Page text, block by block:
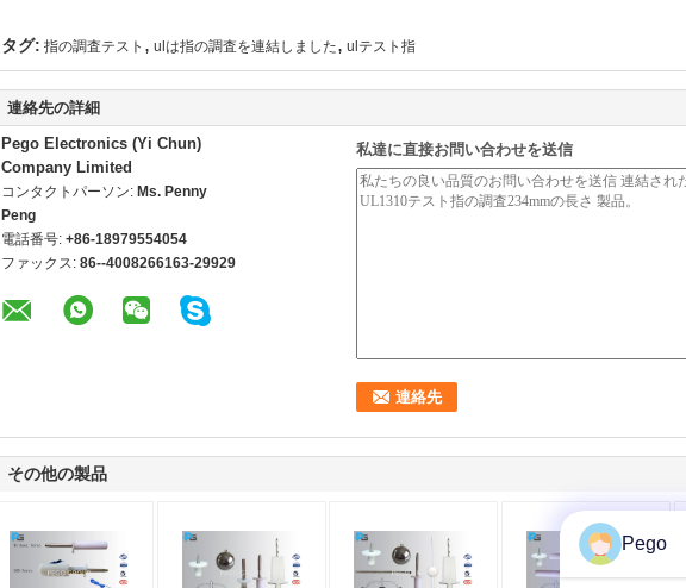
タグ: 指の調査テスト , ulは指の調査を連結しました, ulテスト指
連絡先の詳細
Pego Electronics (Yi Chun)
Company Limited
コンタクトパーソン: Ms. Penny
Peng
電話番号: +86-18979554054
ファックス: 86--4008266163-29929
私達に直接お問い合わせを送信
その他の製品
Pego